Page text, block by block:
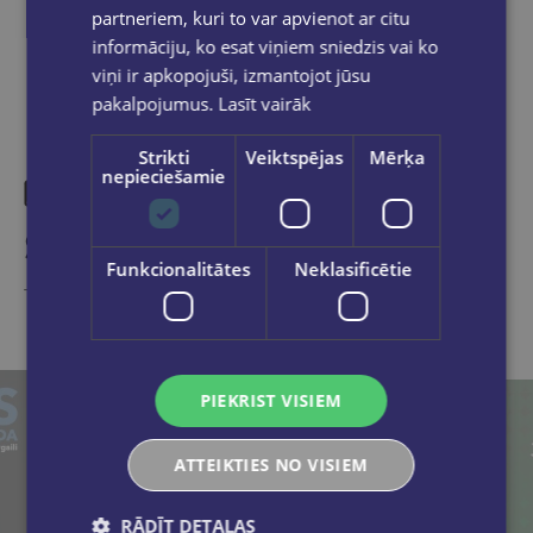
Similar products
Take a look
partneriem, kuri to var apvienot ar citu
informāciju, ko esat viņiem sniedzis vai ko
viņi ir apkopojuši, izmantojot jūsu
pakalpojumus. Lasīt vairāk
Strikti
nepieciešamie
Veiktspējas Mērķa
Funkcionalitātes Neklasificētie
PIEKRIST VISIEM
ATTEIKTIES NO VISIEM
RĀDĪT DETAĻAS